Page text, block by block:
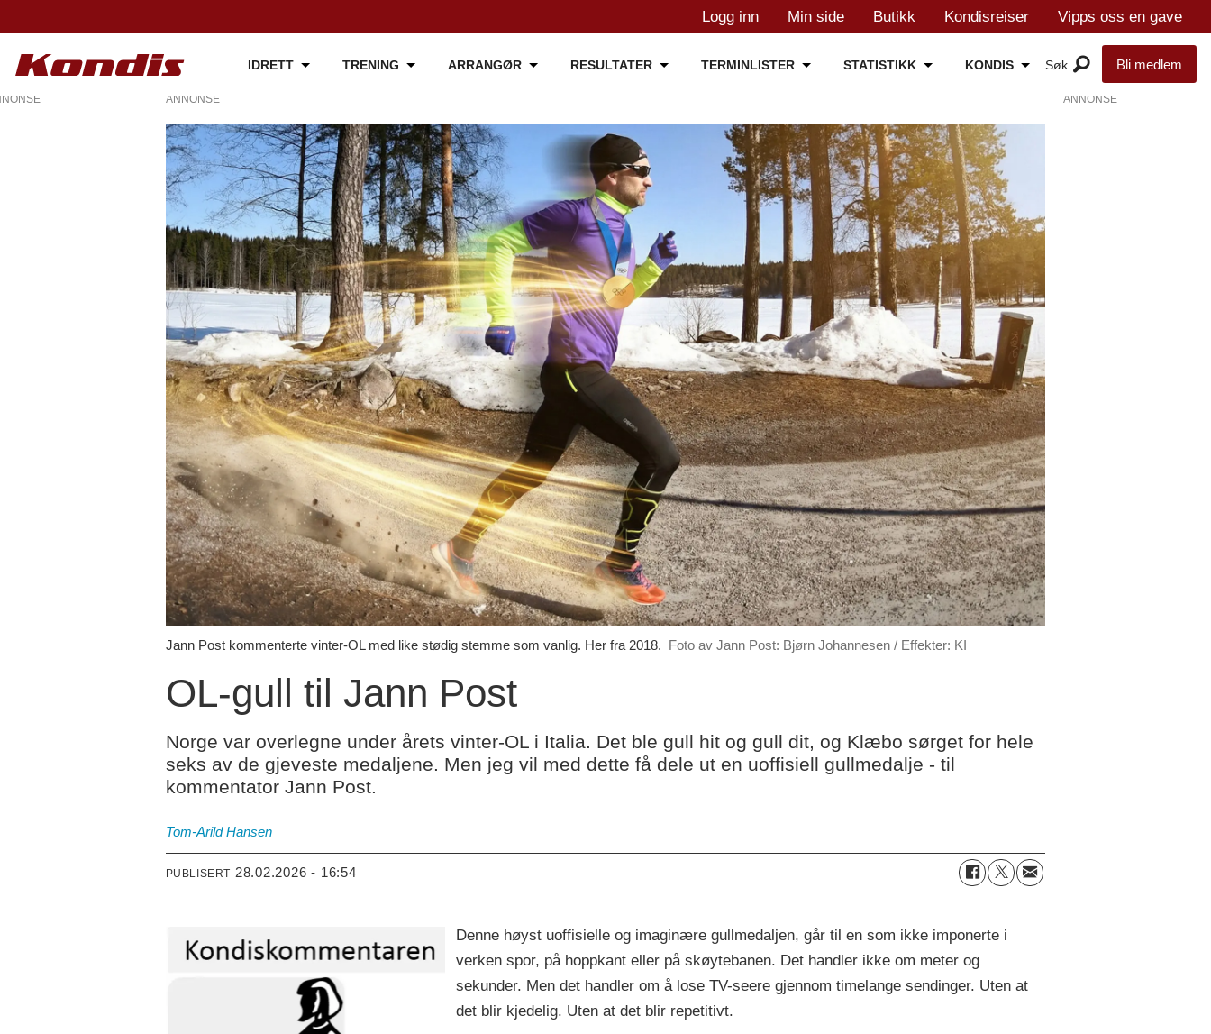
Logg inn Min side Butikk Kondisreiser Vipps oss en gave
IDRETT TRENING ARRANGØR RESULTATER TERMINLISTER STATISTIKK KONDIS Bli medlem
ANNONSE
Jann Post kommenterte vinter-OL med like stødig stemme som vanlig. Her fra 2018. Foto av Jann Post: Bjørn Johannesen / Effekter: KI
OL-gull til Jann Post
Norge var overlegne under årets vinter-OL i Italia. Det ble gull hit og gull dit, og Klæbo sørget for hele
seks av de gjeveste medaljene. Men jeg vil med dette få dele ut en uoffisiell gullmedalje - til
kommentator Jann Post.
Tom-Arild Hansen
PUBLISERT 28.02.2026 - 16:54
Denne høyst uoffisielle og imaginære gullmedaljen, går til en som ikke imponerte i
verken spor, på hoppkant eller på skøytebanen. Det handler ikke om meter og
sekunder. Men det handler om å lose TV-seere gjennom timelange sendinger. Uten at
det blir kjedelig. Uten at det blir repetitivt.
ANNONSE